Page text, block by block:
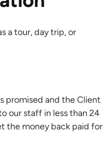
a tour, day trip, or
promised and the Client
our staff in less than 24
the money back paid for